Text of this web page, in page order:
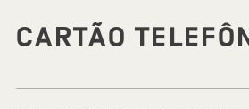
CARTÃO